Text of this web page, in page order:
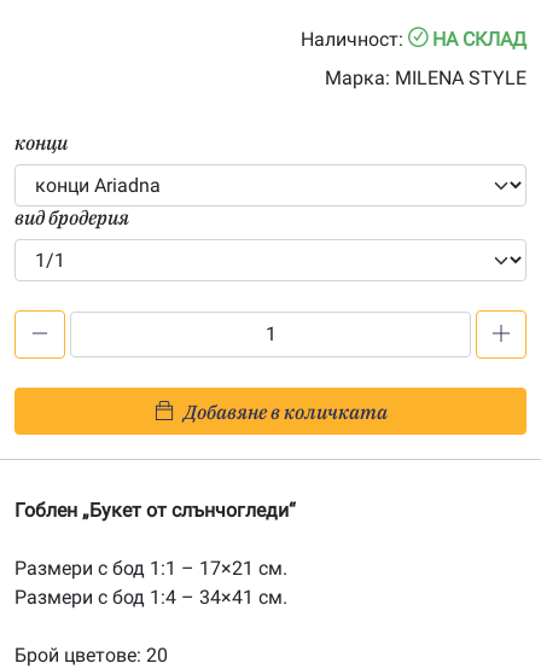
Наличност:
НА СКЛАД
Марка: MILENA STYLE
конци
вид бродерия
от
слънчогледи
Добавяне в количката
Гоблен „Букет от слънчогледи“
Размери с бод 1:1 – 17×21 см.
Размери с бод 1:4 – 34×41 см.
Брой цветове: 20